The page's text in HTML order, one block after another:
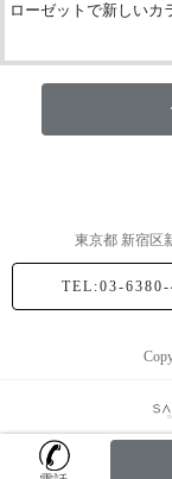
ローゼットで新しいカ
東京都 新宿区
TEL:03-6380-